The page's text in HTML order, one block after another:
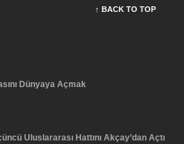
↑ BACK TO TOP
Dünyaya Açmak
Uluslararası Hattını Akçay’dan Açtı